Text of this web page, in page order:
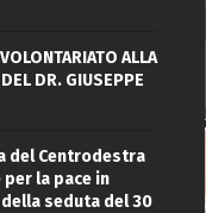
ALLA
DR. GIUSEPPE
del Centrodestra
la pace in
seduta del 30